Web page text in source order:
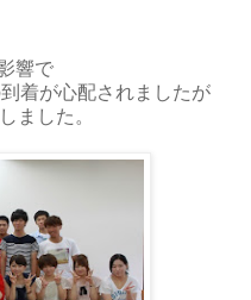
響で
着が心配されましたが
ました。